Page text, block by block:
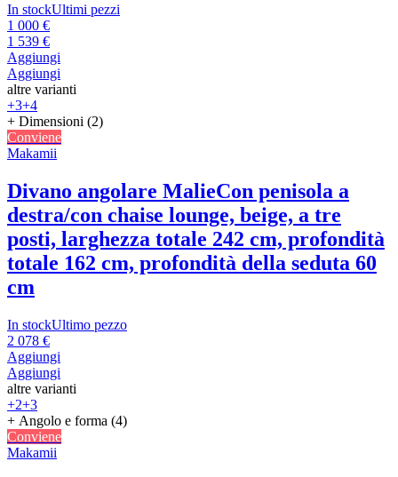
In stockUltimi pezzi
1 000 €
1 539 €
Aggiungi
Aggiungi
altre varianti
+3+4
+ Dimensioni (2)
Conviene
Makamii
Divano angolare MalieCon penisola a
destra/con chaise lounge, beige, a tre
posti, larghezza totale 242 cm, profondità
totale 162 cm, profondità della seduta 60
cm
In stockUltimo pezzo
2 078 €
Aggiungi
Aggiungi
altre varianti
+2+3
+ Angolo e forma (4)
Conviene
Makamii